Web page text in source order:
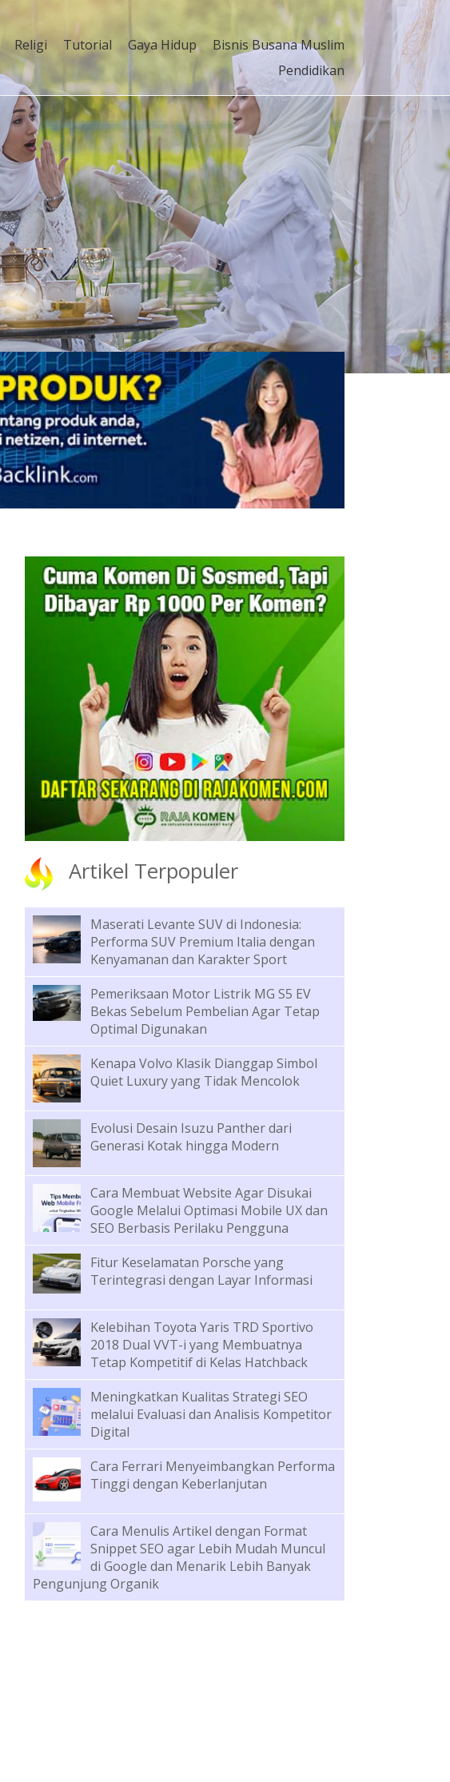
Religi Tutorial Gaya Hidup
Bisnis Busana Muslim
Pendidikan
Artikel Terpopuler
Maserati Levante SUV di Indonesia:
Performa SUV Premium Italia dengan
Kenyamanan dan Karakter Sport
Pemeriksaan Motor Listrik MG S5 EV
Bekas Sebelum Pembelian Agar Tetap
Optimal Digunakan
Kenapa Volvo Klasik Dianggap Simbol
Quiet Luxury yang Tidak Mencolok
Evolusi Desain Isuzu Panther dari
Generasi Kotak hingga Modern
Cara Membuat Website Agar Disukai
Google Melalui Optimasi Mobile UX dan
SEO Berbasis Perilaku Pengguna
Fitur Keselamatan Porsche yang
Terintegrasi dengan Layar Informasi
Kelebihan Toyota Yaris TRD Sportivo
2018 Dual VVT-i yang Membuatnya
Tetap Kompetitif di Kelas Hatchback
Meningkatkan Kualitas Strategi SEO
melalui Evaluasi dan Analisis Kompetitor
Digital
Cara Ferrari Menyeimbangkan Performa
Tinggi dengan Keberlanjutan
Cara Menulis Artikel dengan Format
Snippet SEO agar Lebih Mudah Muncul
di Google dan Menarik Lebih Banyak
Pengunjung Organik